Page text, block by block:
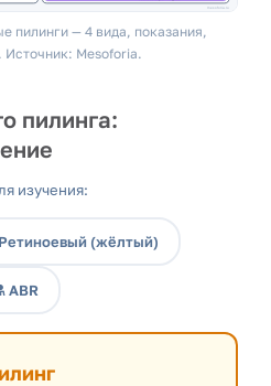
пилинги — 4 вида, показания,
Источник: Mesoforia.
пилинга:
изучения:
(жёлтый)
ABR